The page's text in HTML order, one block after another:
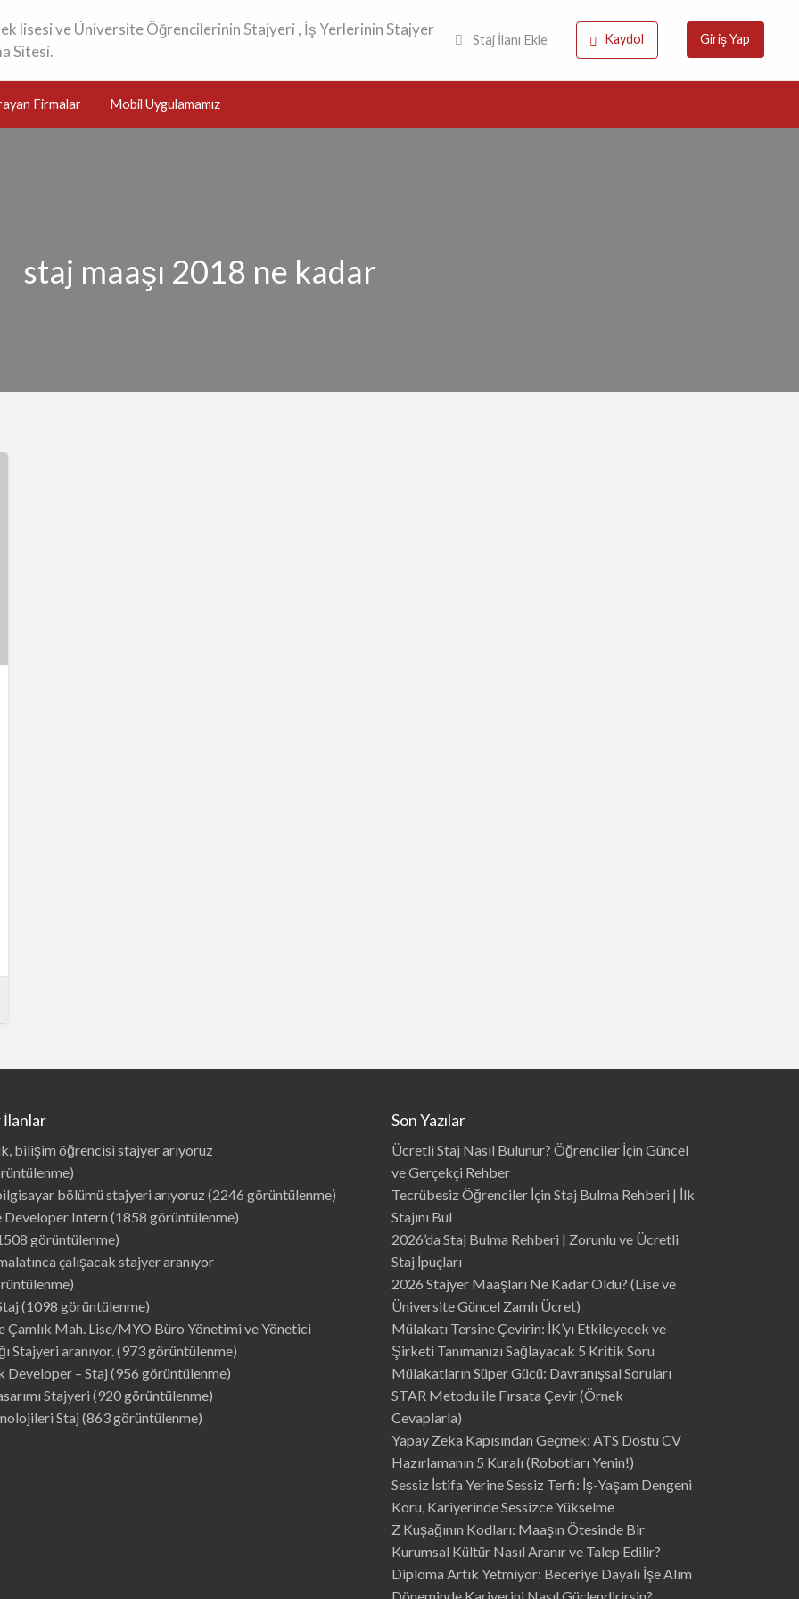
lisesi ve Üniversite Öğrencilerinin Stajyeri , İş Yerlerinin Stajyer
Sitesi.
Staj İlanı Ekle Kaydol Giriş Yap
Firmalar Mobil Uygulamamız
staj maaşı 2018 ne kadar
İlanlar
bilişim öğrencisi stajyer arıyoruz
bölümü stajyeri arıyoruz (2246 görüntülenme)
Developer Intern (1858 görüntülenme)
görüntülenme)
çalışacak stajyer aranıyor
(1098 görüntülenme)
Çamlık Mah. Lise/MYO Büro Yönetimi ve Yönetici
Stajyeri aranıyor. (973 görüntülenme)
Developer – Staj (956 görüntülenme)
Stajyeri (920 görüntülenme)
Staj (863 görüntülenme)
Son Yazılar
Ücretli Staj Nasıl Bulunur? Öğrenciler İçin Güncel
ve Gerçekçi Rehber
Tecrübesiz Öğrenciler İçin Staj Bulma Rehberi | İlk
Stajını Bul
2026’da Staj Bulma Rehberi | Zorunlu ve Ücretli
Staj İpuçları
2026 Stajyer Maaşları Ne Kadar Oldu? (Lise ve
Üniversite Güncel Zamlı Ücret)
Mülakatı Tersine Çevirin: İK’yı Etkileyecek ve
Şirketi Tanımanızı Sağlayacak 5 Kritik Soru
Mülakatların Süper Gücü: Davranışsal Soruları
STAR Metodu ile Fırsata Çevir (Örnek
Cevaplarla)
Yapay Zeka Kapısından Geçmek: ATS Dostu CV
Hazırlamanın 5 Kuralı (Robotları Yenin!)
Sessiz İstifa Yerine Sessiz Terfi: İş-Yaşam Dengeni
Koru, Kariyerinde Sessizce Yükselme
Z Kuşağının Kodları: Maaşın Ötesinde Bir
Kurumsal Kültür Nasıl Aranır ve Talep Edilir?
Diploma Artık Yetmiyor: Beceriye Dayalı İşe Alım